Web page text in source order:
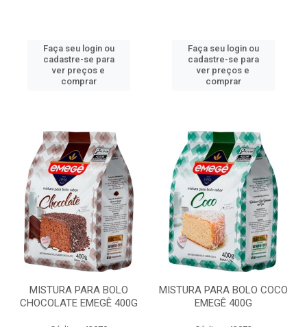
Faça seu login ou
cadastre-se para
ver preços e
comprar
Faça seu login ou
cadastre-se para
ver preços e
comprar
MISTURA PARA BOLO
CHOCOLATE EMEGÊ 400G
MISTURA PARA BOLO COCO
EMEGÊ 400G